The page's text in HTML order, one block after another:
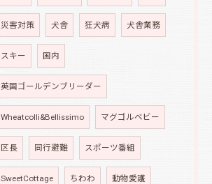
災害対策 犬舎 狂犬病 犬舎業務
スキー 国内
英国ゴールデンブリーダー
Wheatcolli&Bellissimo マグゴルベビー
区長 同行避難 スポーツ番組
SweetCottage ちわわ 動物愛護